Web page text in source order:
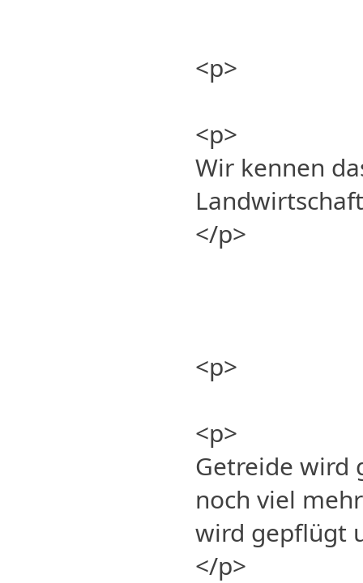
<p>
<p>
Wir kennen
</p>
<p>
<p>
Getreide wird
noch viel
wird gepflügt
</p>